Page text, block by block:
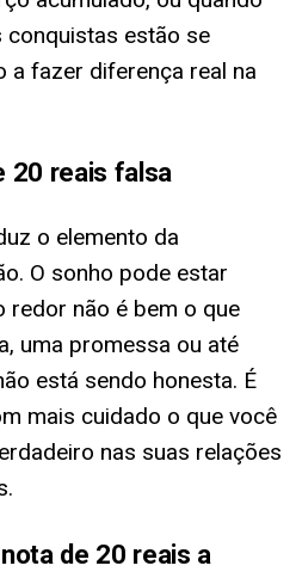
conquistas estão se
a fazer diferença real na
20 reais falsa
o elemento da
O sonho pode estar
redor não é bem o que
uma promessa ou até
está sendo honesta. É
mais cuidado o que você
nas suas relações
de 20 reais a